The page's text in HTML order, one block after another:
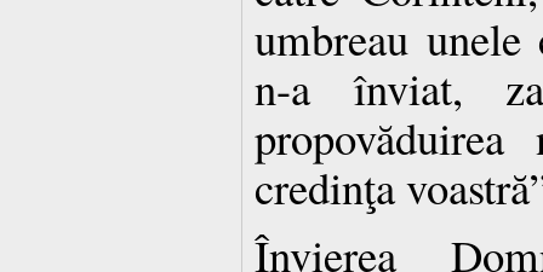
umbreau unele
n-a înviat,
credinţa
Învierea